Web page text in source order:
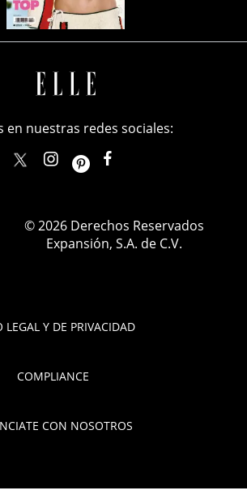
LEGAL Y DE PRIVACIDAD
COMPLIANCE
CON NOSOTROS
en nuestras redes sociales:
elle_mexicoellemexico
© 2026 Derechos Reservados
Expansión, S.A. de C.V.